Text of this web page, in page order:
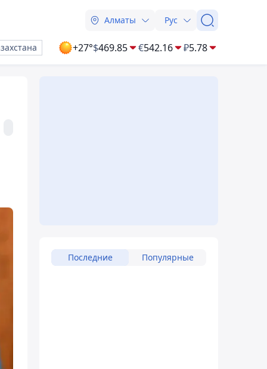
Алматы Рус
+27°$469.85 €542.16 ₽5.78
Последние Популярные